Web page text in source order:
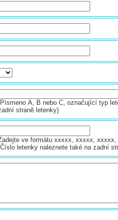
A, B nebo C, označující typ
straně letenky)
ve formátu xxxxx, xxxxx, xxxxx,
letenky naleznete také na zadní